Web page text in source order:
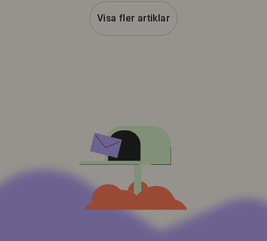
Visa fler artiklar